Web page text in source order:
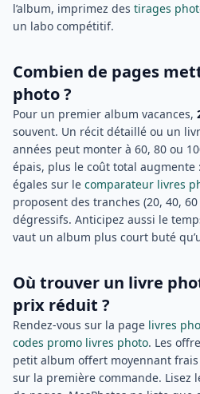
l’album, imprimez des tirages
un labo compétitif.
Combien de pages
photo ?
Pour un premier album vacances,
souvent. Un récit détaillé ou un
années peut monter à 60, 80 ou
épais, plus le coût total augmente
égales sur le comparateur livres
proposent des tranches (20, 40,
dégressifs. Anticipez aussi le
vaut un album plus court buté
Où trouver un livre
prix réduit ?
Rendez-vous sur la page livres
codes promo livres photo. Les
petit album offert moyennant
sur la première commande. Lisez